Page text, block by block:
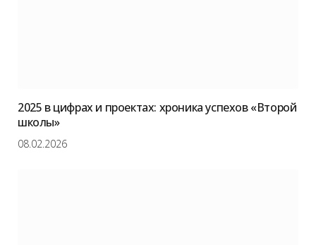
2025 в цифрах и проектах: хроника успехов «Второй
школы»
08.02.2026